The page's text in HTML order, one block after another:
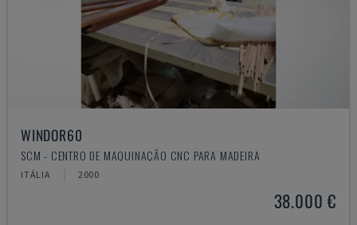
WINDOR60
SCM - CENTRO DE MAQUINAÇÃO CNC PARA MADEIRA
ITÁLIA 2000
38.000 €